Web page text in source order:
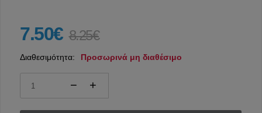
7.50€ 8.25€
Διαθεσιμότητα: Προσωρινά μη διαθέσιμο